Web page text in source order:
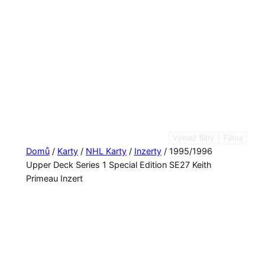
Domů/ Karty/ NHL Karty/ Inzerty/ 1995/1996
Upper Deck Series 1 Special Edition SE27 Keith
Primeau Inzert